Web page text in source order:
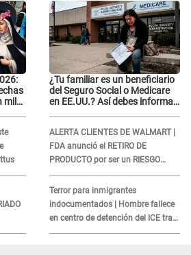
¿Tu familiar es un beneficiario
del Seguro Social o Medicare
en EE.UU.? Así debes informar
ALERTA CLIENTES DE WALMART |
FDA anunció el RETIRO DE
PRODUCTO por ser un RIESGO
MORTAL para consumidores: ¿Cuál
es?
Terror para inmigrantes
indocumentados | Hombre fallece
en centro de detención del ICE tras
sufrir una "emergencia médica"